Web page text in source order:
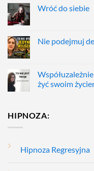
Wróć do siebie
Nie podejmuj
żyć swoim
HIPNOZA:
Hipnoza Regresyjna